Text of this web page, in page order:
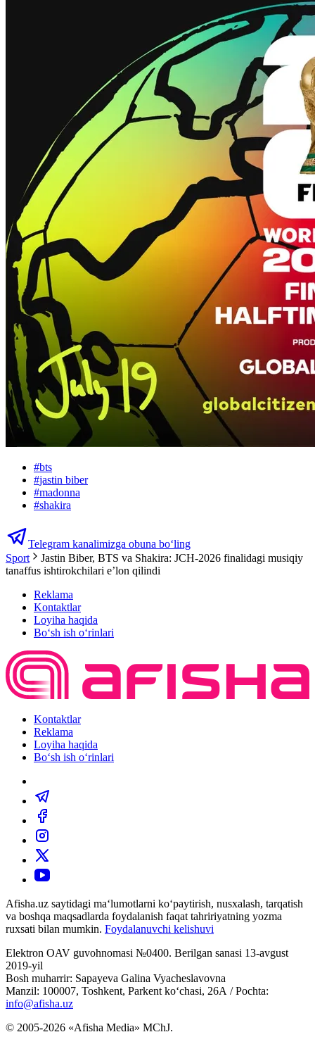
#bts
#jastin biber
#madonna
#shakira
Telegram kanalimizga obuna bo‘ling
Sport
Jastin Biber, BTS va Shakira: JCH-2026 finalidagi musiqiy
tanaffus ishtirokchilari e’lon qilindi
Reklama
Kontaktlar
Loyiha haqida
Bo‘sh ish o‘rinlari
Kontaktlar
Reklama
Loyiha haqida
Bo‘sh ish o‘rinlari
Afisha.uz saytidagi ma‘lumotlarni ko‘paytirish, nusxalash, tarqatish
va boshqa maqsadlarda foydalanish faqat tahririyatning yozma
ruxsati bilan mumkin. Foydalanuvchi kelishuvi
Elektron OAV guvohnomasi №0400. Berilgan sanasi 13-avgust
2019-yil
Bosh muharrir: Sapayeva Galina Vyacheslavovna
Manzil: 100007, Toshkent, Parkent ko‘chasi, 26А / Pochta:
info@afisha.uz
© 2005-2026 «Afisha Media» MChJ.